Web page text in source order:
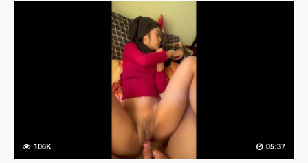
106K 05:37